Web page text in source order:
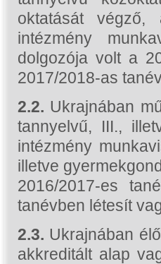
oktatását végző,
intézmény
dolgozója volt a
2017/2018-as
2.2. Ukrajnában
tannyelvű, III.,
intézmény
illetve
2016/2017-es
tanévben létesít
2.3. Ukrajnában
akkreditált alap